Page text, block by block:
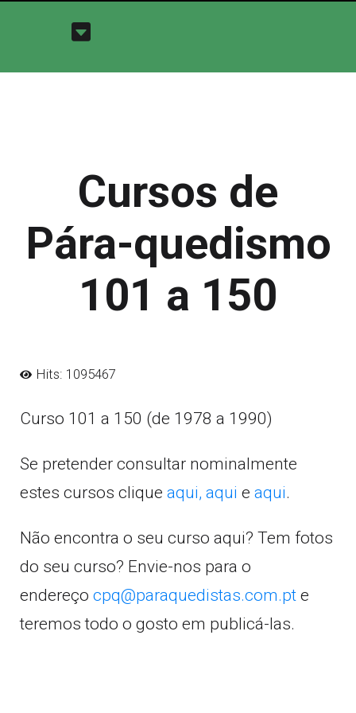
Cursos de
Pára-quedismo
101 a 150
Hits: 1095467
Curso 101 a 150 (de 1978 a 1990)
Se pretender consultar nominalmente
estes cursos clique aqui, aqui e aqui.
Não encontra o seu curso aqui? Tem fotos
do seu curso? Envie-nos para o
endereço cpq@paraquedistas.com.pt e
teremos todo o gosto em publicá-las.